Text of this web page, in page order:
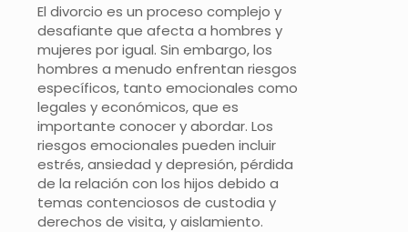
El divorcio es un proceso complejo y
desafiante que afecta a hombres y
mujeres por igual. Sin embargo, los
hombres a menudo enfrentan riesgos
específicos, tanto emocionales como
legales y económicos, que es
importante conocer y abordar. Los
riesgos emocionales pueden incluir
estrés, ansiedad y depresión, pérdida
de la relación con los hijos debido a
temas contenciosos de custodia y
derechos de visita, y aislamiento.